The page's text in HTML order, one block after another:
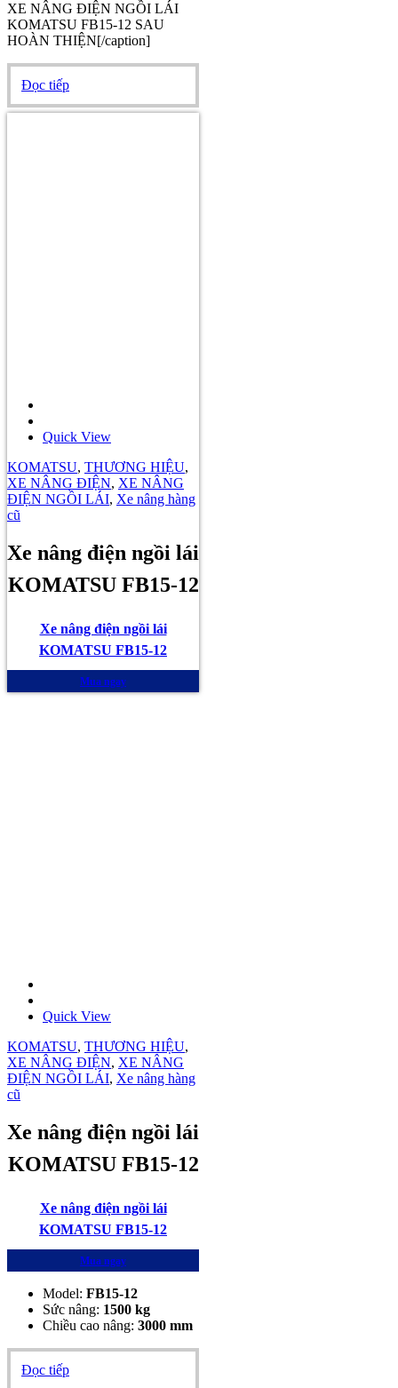
XE NÂNG ĐIỆN NGỒI LÁI
KOMATSU FB15-12 SAU
HOÀN THIỆN[/caption]
Đọc tiếp
Quick View
KOMATSU, THƯƠNG HIỆU,
XE NÂNG ĐIỆN, XE NÂNG
ĐIỆN NGỒI LÁI, Xe nâng hàng
cũ
Xe nâng điện ngồi lái
KOMATSU FB15-12
Xe nâng điện ngồi lái
KOMATSU FB15-12
Mua ngay
Quick View
KOMATSU, THƯƠNG HIỆU,
XE NÂNG ĐIỆN, XE NÂNG
ĐIỆN NGỒI LÁI, Xe nâng hàng
cũ
Xe nâng điện ngồi lái
KOMATSU FB15-12
Xe nâng điện ngồi lái
KOMATSU FB15-12
Mua ngay
Model: FB15-12
Sức nâng: 1500 kg
Chiều cao nâng: 3000 mm
Đọc tiếp